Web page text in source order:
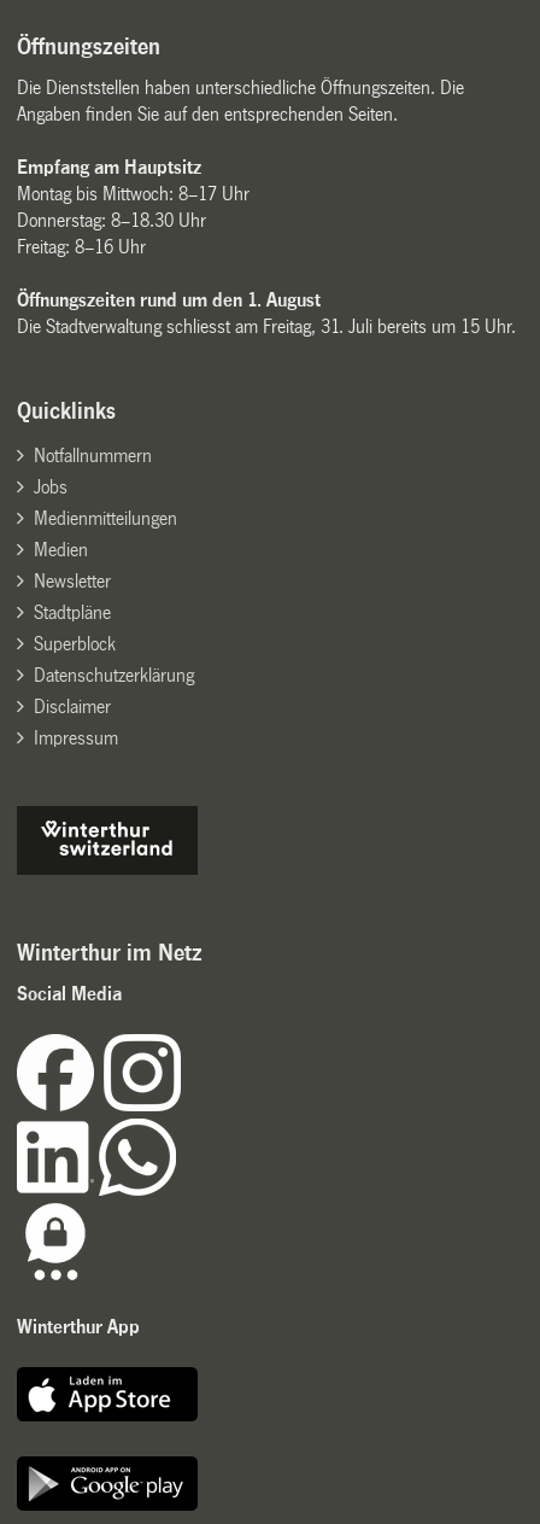
Öffnungszeiten
Die Dienststellen haben unterschiedliche Öffnungszeiten. Die
Angaben finden Sie auf den entsprechenden Seiten.
Empfang am Hauptsitz
Montag bis Mittwoch: 8–17 Uhr
Donnerstag: 8–18.30 Uhr
Freitag: 8–16 Uhr
Öffnungszeiten rund um den 1. August
Die Stadtverwaltung schliesst am Freitag, 31. Juli bereits um 15 Uhr.
Quicklinks
Notfallnummern
Jobs
Medienmitteilungen
Medien
Newsletter
Stadtpläne
Superblock
Datenschutzerklärung
Disclaimer
Impressum
Winterthur im Netz
Social Media
Winterthur App